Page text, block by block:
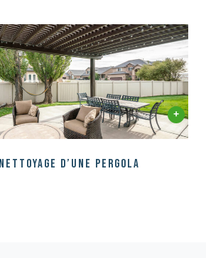
d’une pergola